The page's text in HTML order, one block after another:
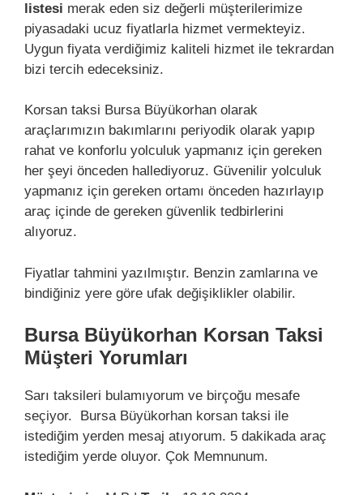
listesi merak eden siz değerli müşterilerimize
piyasadaki ucuz fiyatlarla hizmet vermekteyiz.
Uygun fiyata verdiğimiz kaliteli hizmet ile tekrardan
bizi tercih edeceksiniz.
Korsan taksi Bursa Büyükorhan olarak
araçlarımızın bakımlarını periyodik olarak yapıp
rahat ve konforlu yolculuk yapmanız için gereken
her şeyi önceden hallediyoruz. Güvenilir yolculuk
yapmanız için gereken ortamı önceden hazırlayıp
araç içinde de gereken güvenlik tedbirlerini
alıyoruz.
Fiyatlar tahmini yazılmıştır. Benzin zamlarına ve
bindiğiniz yere göre ufak değişiklikler olabilir.
Bursa Büyükorhan Korsan Taksi
Müşteri Yorumları
Sarı taksileri bulamıyorum ve birçoğu mesafe
seçiyor. Bursa Büyükorhan korsan taksi ile
istediğim yerden mesaj atıyorum. 5 dakikada araç
istediğim yerde oluyor. Çok Memnunum.